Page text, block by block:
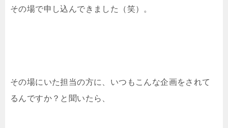
その場で申し込んできました（笑）。
その場にいた担当の方に、いつもこんな企画をされて
るんですか？と聞いたら、